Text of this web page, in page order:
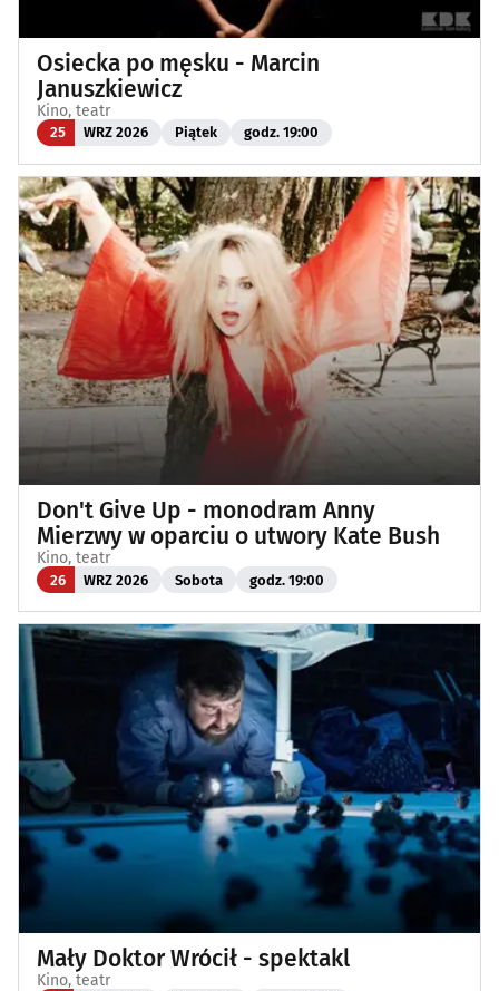
Osiecka po męsku - Marcin
Januszkiewicz
Kino, teatr
25 WRZ 2026 Piątek godz. 19:00
Don't Give Up - monodram Anny
Mierzwy w oparciu o utwory Kate Bush
Kino, teatr
26 WRZ 2026 Sobota godz. 19:00
Mały Doktor Wrócił - spektakl
Kino, teatr